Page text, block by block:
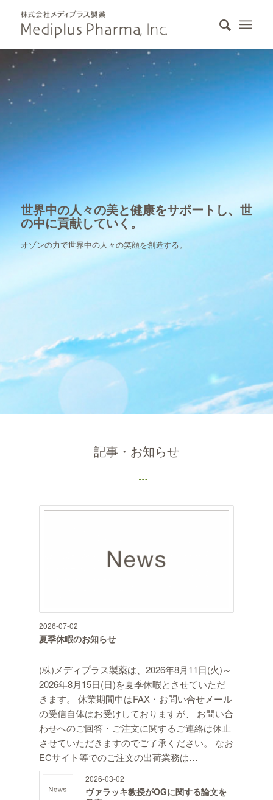
世界中の人々の美と健康をサポートし、世
の中に貢献していく。
オゾンの力で世界中の人々の笑顔を創造する。
記事・お知らせ
2026-07-02
夏季休暇のお知らせ
(株)メディプラス製薬は、2026年8月11日(火)～
2026年8月15日(日)を夏季休暇とさせていただ
きます。 休業期間中はFAX・お問い合せメール
の受信自体はお受けしておりますが、 お問い合
わせへのご回答・ご注文に関するご連絡は休止
させていただきますのでご了承ください。 なお
ECサイト等でのご注文の出荷業務は…
2026-03-02
ヴァラッキ教授がOGに関する論文を